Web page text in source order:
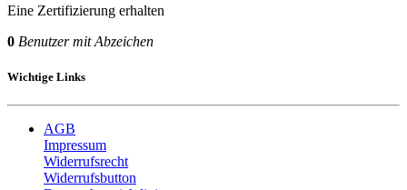
Eine Zertifizierung erhalten
0 Benutzer mit Abzeichen
Wichtige Links
AGB
Impressum
Widerrufsrecht
Widerrufsbutton